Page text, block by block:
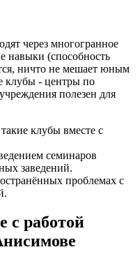
через многогранное
навыки (способность
ничто не мешает юным
клубы - центры по
полезен для
клубы вместе с
семинаров
заведений.
проблемах с
с работой